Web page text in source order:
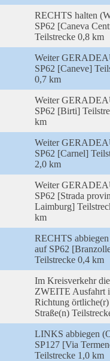
RECHTS halten
SP62 [Caneva
Teilstrecke 0,8 km
Weiter
SP62 [Caneve]
0,7 km
Weiter
SP62 [Birti]
km
Weiter
SP62 [Carnel]
2,0 km
Weiter
SP62 [Strada
Laimburg]
km
RECHTS
auf SP62
Teilstrecke 0,4 km
Im Kreisverkehr die
ZWEITE Ausfahrt
Richtung örtliche(r)
Straße(n)
LINKS abbiegen
SP127 [Via
Teilstrecke 1,0 km